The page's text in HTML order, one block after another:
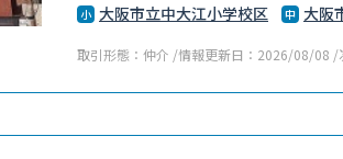
大阪市立中大江小学校区
大阪
取引形態：仲介 /情報更新日：2026/08/08